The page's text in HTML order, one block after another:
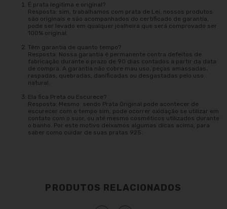
É prata legitima e original?
Resposta: sim, trabalhamos com prata de Lei, nossos produtos
são originais e são acompanhados do certificado de garantia,
pode ser levado em qualquer joalheira que será comprovado ser
100% original.
Têm garantia de quanto tempo?
Resposta: Nossa garantia é permanente contra defeitos de
fabricação durante o prazo de 90 dias contados a partir da data
de compra. A garantia não cobre mau uso, peças amassadas,
raspadas, quebradas, danificadas ou desgastadas pelo uso
natural.
Ela fica Preta ou Escurece?
Resposta: Mesmo sendo Prata Original pode acontecer de
escurecer com o tempo sim, pode ocorrer oxidação se utilizar em
contato com o suor, ou até mesmo cosméticos utilizados durante
o banho. Por este motivo deixamos algumas dicas acima, para
saber como cuidar de suas pratas 925.
PRODUTOS RELACIONADOS